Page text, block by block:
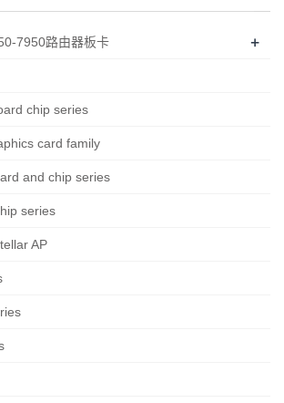
7950路由器板卡 +
chip series
card family
and chip series
series
AP